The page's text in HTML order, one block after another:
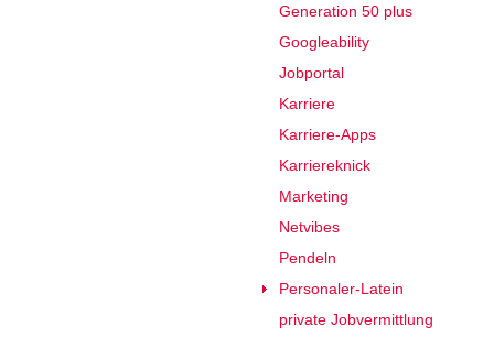
Generation 50 plus
Googleability
Jobportal
Karriere
Karriere-Apps
Karriereknick
Marketing
Netvibes
Pendeln
Personaler-Latein
private Jobvermittlung